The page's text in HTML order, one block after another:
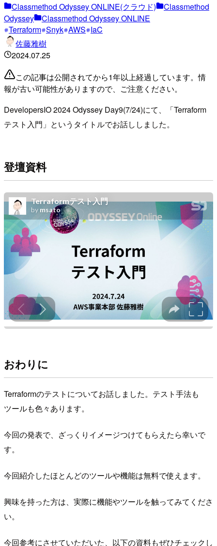
Classmethod Odyssey ONLINE(クラウド)
Classmethod
Odyssey
Classmethod Odyssey ONLINE
Terraform Snyk AWS IaC
佐藤雅樹
2024.07.25
この記事は公開されてから1年以上経過しています。情
報が古い可能性がありますので、ご注意ください。
DevelopersIO 2024 Odyssey Day9(7/24)にて、「Terraform
テスト入門」というタイトルでお話ししました。
登壇資料
おわりに
Terraformのテストについてお話しました。テスト手法も
ツールも色々あります。
今回の発表で、ざっくりイメージつけてもらえたら幸いで
す。
今回紹介したほとんどのツールや機能は無料で使えます。
興味を持った方は、実際に機能やツールを触ってみてくださ
い。
今回参考にさせていただいた、以下の資料もぜひチェックし